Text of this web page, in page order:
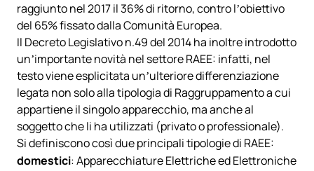
raggiunto nel 2017 il 36% di ritorno, contro l’obiettivo
del 65% fissato dalla Comunità Europea.
Il Decreto Legislativo n.49 del 2014 ha inoltre introdotto
un’importante novità nel settore RAEE: infatti, nel
testo viene esplicitata un’ulteriore differenziazione
legata non solo alla tipologia di Raggruppamento a cui
appartiene il singolo apparecchio, ma anche al
soggetto che li ha utilizzati (privato o professionale).
Si definiscono così due principali tipologie di RAEE:
domestici: Apparecchiature Elettriche ed Elettroniche